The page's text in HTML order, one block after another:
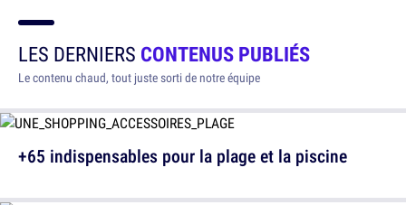
LES DERNIERS CONTENUS PUBLIÉS
Le contenu chaud, tout juste sorti de notre équipe
+65 indispensables pour la plage et la piscine